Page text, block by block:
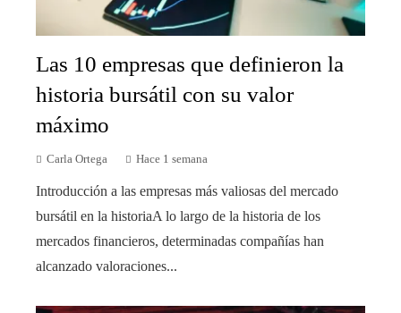
Las 10 empresas que definieron la
historia bursátil con su valor
máximo
Carla Ortega Hace 1 semana
Introducción a las empresas más valiosas del mercado
bursátil en la historiaA lo largo de la historia de los
mercados financieros, determinadas compañías han
alcanzado valoraciones...